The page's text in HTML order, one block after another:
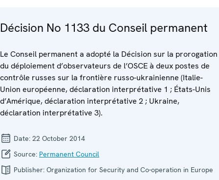
Décision No 1133 du Conseil permanent
Le Conseil permanent a adopté la Décision sur la prorogation
du déploiement d’observateurs de l’OSCE à deux postes de
contrôle russes sur la frontière russo-ukrainienne (Italie-
Union européenne, déclaration interprétative 1 ; États-Unis
d’Amérique, déclaration interprétative 2 ; Ukraine,
déclaration interprétative 3).
Date: 22 October 2014
Source: Permanent Council
Publisher: Organization for Security and Co-operation in Europe